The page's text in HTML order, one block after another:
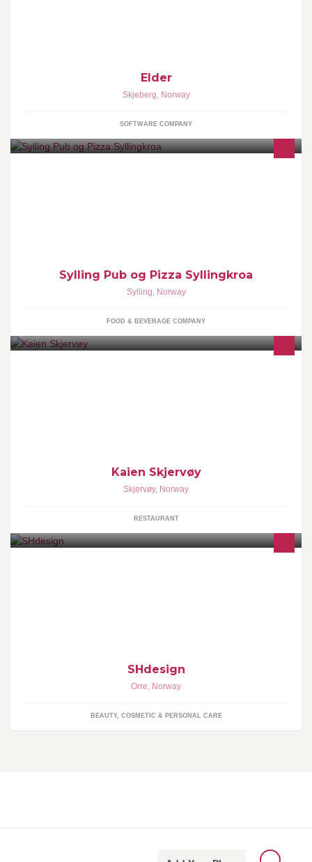
Elder
Skjeberg, Norway
SOFTWARE COMPANY
Sylling Pub og Pizza Syllingkroa
Sylling, Norway
FOOD & BEVERAGE COMPANY
Kaien Skjervøy
Skjervøy, Norway
RESTAURANT
SHdesign
Orre, Norway
BEAUTY, COSMETIC & PERSONAL CARE